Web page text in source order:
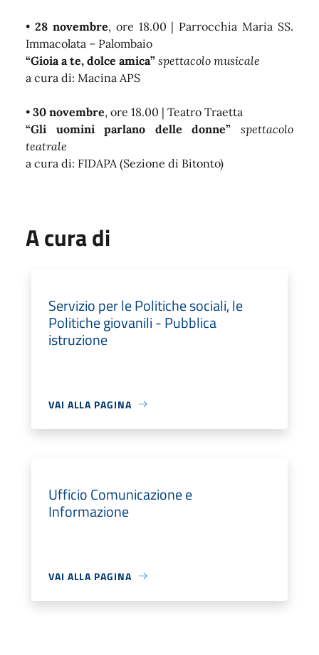
• 28 novembre, ore 18.00 | Parrocchia Maria SS.
Immacolata – Palombaio
“Gioia a te, dolce amica” spettacolo musicale
a cura di: Macina APS
• 30 novembre, ore 18.00 | Teatro Traetta
“Gli uomini parlano delle donne”
spettacolo
teatrale
a cura di: FIDAPA (Sezione di Bitonto)
A cura di
Servizio per le Politiche sociali, le
Politiche giovanili - Pubblica
istruzione
VAI ALLA PAGINA
Ufficio Comunicazione e
Informazione
VAI ALLA PAGINA